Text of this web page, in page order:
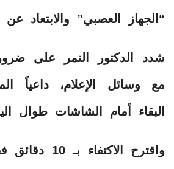
“الجهاز العصبي” والابتعاد عن
​شدد الدكتور النمر على
مع وسائل الإعلام، داعياً
البقاء أمام الشاشات طوال
واقترح